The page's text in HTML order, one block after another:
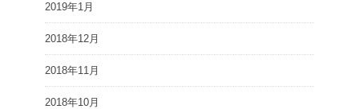
2019年1月
2018年12月
2018年11月
2018年10月